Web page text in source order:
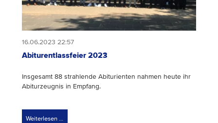
16.06.2023 22:57
Abiturentlassfeier 2023
Insgesamt 88 strahlende Abiturienten nahmen heute ihr
Abiturzeugnis in Empfang.
Weiterlesen …